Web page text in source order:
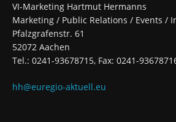
VI-Marketing Hartmut Hermanns
Marketing / Public Relations / Events /
Pfalzgrafenstr. 61
52072 Aachen
Tel.: 0241-93678715, Fax: 0241-
hh@euregio-aktuell.eu